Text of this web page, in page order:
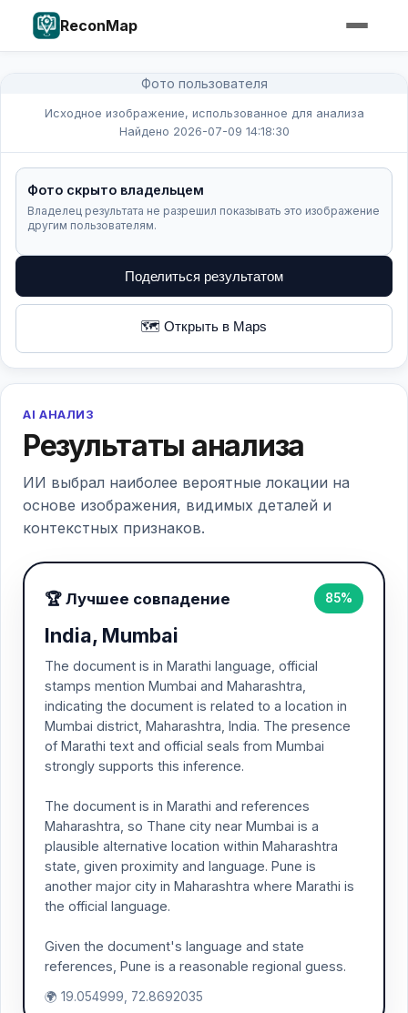
ReconMap
Фото пользователя
Исходное изображение, использованное для анализа
Найдено 2026-07-09 14:18:30
Фото скрыто владельцем
Владелец результата не разрешил показывать это изображение
другим пользователям.
Поделиться результатом
🗺️ Открыть в Maps
AI АНАЛИЗ
Результаты анализа
ИИ выбрал наиболее вероятные локации на
основе изображения, видимых деталей и
контекстных признаков.
🏆 Лучшее совпадение 85%
India, Mumbai
The document is in Marathi language, official
stamps mention Mumbai and Maharashtra,
indicating the document is related to a location in
Mumbai district, Maharashtra, India. The presence
of Marathi text and official seals from Mumbai
strongly supports this inference.
The document is in Marathi and references
Maharashtra, so Thane city near Mumbai is a
plausible alternative location within Maharashtra
state, given proximity and language. Pune is
another major city in Maharashtra where Marathi is
the official language.
Given the document's language and state
references, Pune is a reasonable regional guess.
🌍 19.054999, 72.8692035